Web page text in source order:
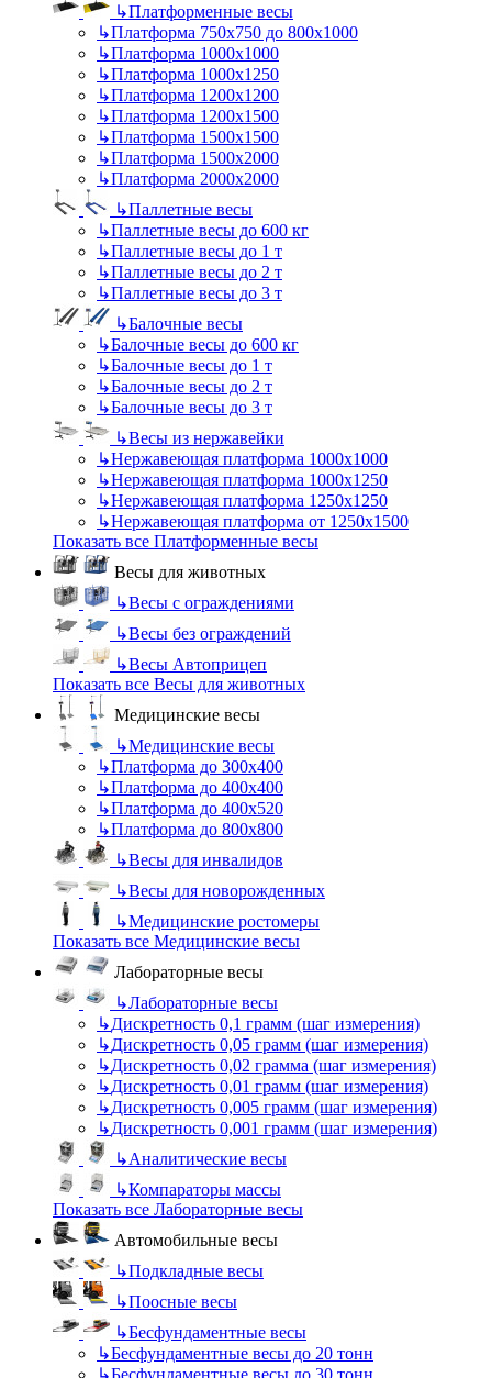
↳Платформенные весы
↳Платформа 750х750 до 800х1000
↳Платформа 1000х1000
↳Платформа 1000х1250
↳Платформа 1200х1200
↳Платформа 1200х1500
↳Платформа 1500х1500
↳Платформа 1500х2000
↳Платформа 2000х2000
↳Паллетные весы
↳Паллетные весы до 600 кг
↳Паллетные весы до 1 т
↳Паллетные весы до 2 т
↳Паллетные весы до 3 т
↳Балочные весы
↳Балочные весы до 600 кг
↳Балочные весы до 1 т
↳Балочные весы до 2 т
↳Балочные весы до 3 т
↳Весы из нержавейки
↳Нержавеющая платформа 1000х1000
↳Нержавеющая платформа 1000х1250
↳Нержавеющая платформа 1250х1250
↳Нержавеющая платформа от 1250х1500
Показать все Платформенные весы
Весы для животных
↳Весы с ограждениями
↳Весы без ограждений
↳Весы Автоприцеп
Показать все Весы для животных
Медицинские весы
↳Медицинские весы
↳Платформа до 300х400
↳Платформа до 400х400
↳Платформа до 400х520
↳Платформа до 800х800
↳Весы для инвалидов
↳Весы для новорожденных
↳Медицинские ростомеры
Показать все Медицинские весы
Лабораторные весы
↳Лабораторные весы
↳Дискретность 0,1 грамм (шаг измерения)
↳Дискретность 0,05 грамм (шаг измерения)
↳Дискретность 0,02 грамма (шаг измерения)
↳Дискретность 0,01 грамм (шаг измерения)
↳Дискретность 0,005 грамм (шаг измерения)
↳Дискретность 0,001 грамм (шаг измерения)
↳Аналитические весы
↳Компараторы массы
Показать все Лабораторные весы
Автомобильные весы
↳Подкладные весы
↳Поосные весы
↳Бесфундаментные весы
↳Бесфундаментные весы до 20 тонн
↳Бесфундаментные весы до 30 тонн